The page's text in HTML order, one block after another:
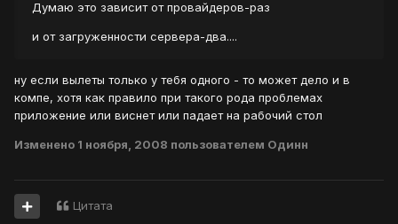
Думаю это зависит от провайдеров-раз
и от загруженности сервера-два....
ну если вылеты только у тебя одного - то может дело и в
компе, хотя как правило при такого рода проблемах
приложение или виснет или падает на рабочий стол
Изменено 1 ноября, 2008 пользователем Одинн
Цитата